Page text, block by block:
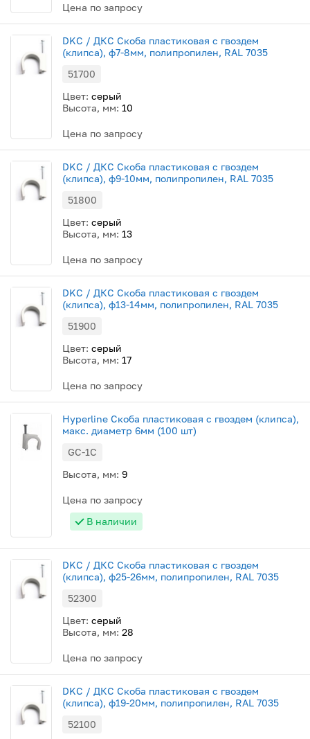
Цена по запросу
DKC / ДКС Скоба пластиковая с гвоздем
(клипса), ф7-8мм, полипропилен, RAL 7035
51700
Цвет: серый
Высота, мм: 10
Цена по запросу
DKC / ДКС Скоба пластиковая с гвоздем
(клипса), ф9-10мм, полипропилен, RAL 7035
51800
Цвет: серый
Высота, мм: 13
Цена по запросу
DKC / ДКС Скоба пластиковая с гвоздем
(клипса), ф13-14мм, полипропилен, RAL 7035
51900
Цвет: серый
Высота, мм: 17
Цена по запросу
Hyperline Скоба пластиковая с гвоздем (клипса),
макс. диаметр 6мм (100 шт)
GC-1C
Высота, мм: 9
Цена по запросу
В наличии
DKC / ДКС Скоба пластиковая с гвоздем
(клипса), ф25-26мм, полипропилен, RAL 7035
52300
Цвет: серый
Высота, мм: 28
Цена по запросу
DKC / ДКС Скоба пластиковая с гвоздем
(клипса), ф19-20мм, полипропилен, RAL 7035
52100